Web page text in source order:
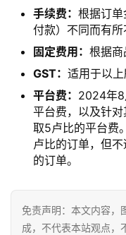
手续费： 根据订单
付款）不同而有所
固定费用： 根据商
GST： 适用于以
平台费： 2024年
平台费，以及针
取5卢比的平台费
卢比的订单，但
的订单。
免责声明：本文内容，
成，不代表本站观点，